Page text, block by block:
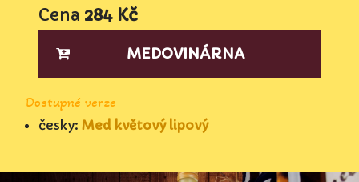
Cena 284 Kč
MEDOVINÁRNA
Dostupné verze
česky: Med květový lipový